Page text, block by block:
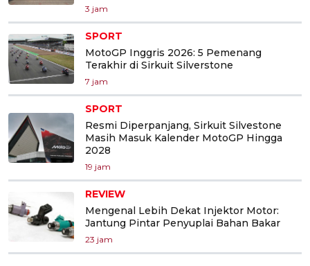
3 jam
SPORT
MotoGP Inggris 2026: 5 Pemenang
Terakhir di Sirkuit Silverstone
7 jam
SPORT
Resmi Diperpanjang, Sirkuit Silvestone
Masih Masuk Kalender MotoGP Hingga
2028
19 jam
REVIEW
Mengenal Lebih Dekat Injektor Motor:
Jantung Pintar Penyuplai Bahan Bakar
23 jam